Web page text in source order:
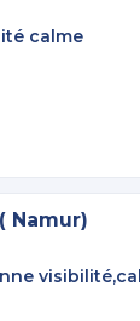
calme
Namur)